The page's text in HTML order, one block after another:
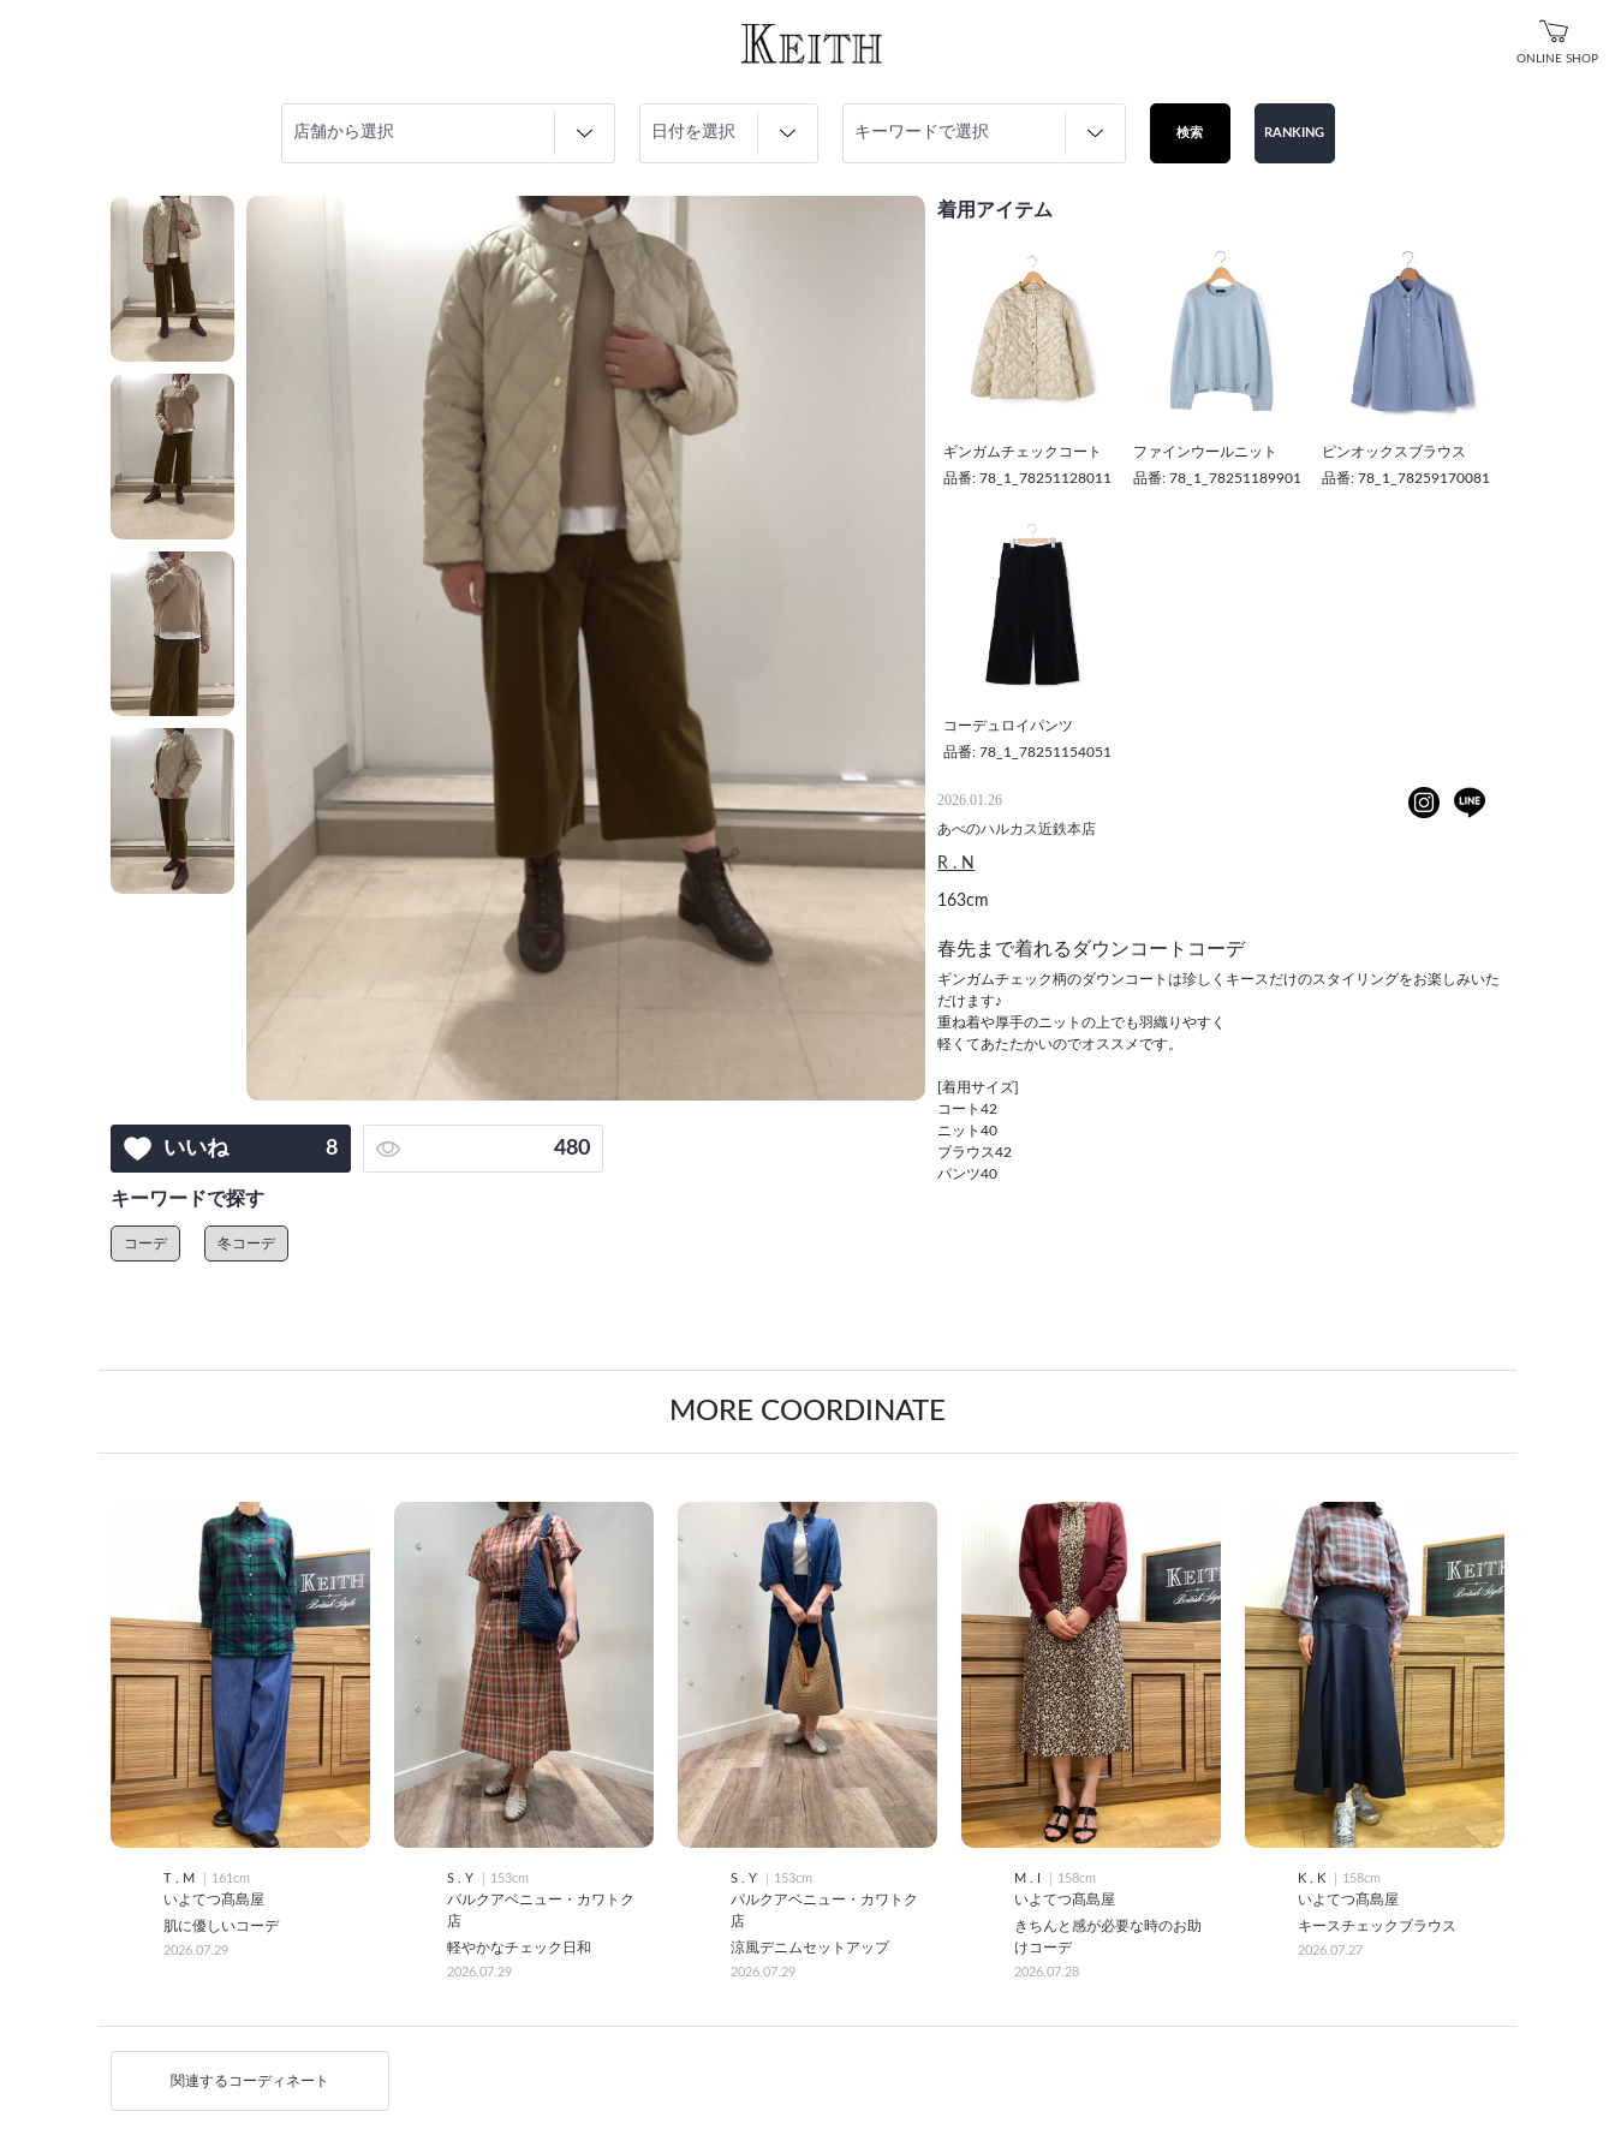
ONLINE SHOP
検索 RANKING
いいね 8 480
キーワードで探す
コーデ 冬コーデ
着用アイテム
ギンガムチェックコート
品番: 78_1_78251128011
ファインウールニット
品番: 78_1_78251189901
ピンオックスブラウス
品番: 78_1_78259170081
コーデュロイパンツ
品番: 78_1_78251154051
2026.01.26
あべのハルカス近鉄本店
R . N
163cm
春先まで着れるダウンコートコーデ
ギンガムチェック柄のダウンコートは珍しくキースだけのスタイリングをお楽しみいた
だけます♪
重ね着や厚手のニットの上でも羽織りやすく
軽くてあたたかいのでオススメです。
[着用サイズ]
コート42
ニット40
ブラウス42
パンツ40
MORE COORDINATE
T . M ｜161cm
いよてつ髙島屋
肌に優しいコーデ
2026.07.29
S . Y ｜153cm
パルクアベニュー・カワトク
店
軽やかなチェック日和
2026.07.29
S . Y ｜153cm
パルクアベニュー・カワトク
店
涼風デニムセットアップ
2026.07.29
M . I ｜158cm
いよてつ髙島屋
きちんと感が必要な時のお助
けコーデ
2026.07.28
K . K ｜158cm
いよてつ髙島屋
キースチェックブラウス
2026.07.27
関連するコーディネート